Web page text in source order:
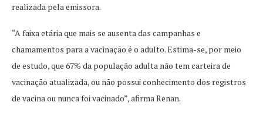
realizada pela emissora.
“A faixa etária que mais se ausenta das campanhas e
chamamentos para a vacinação é o adulto. Estima-se, por meio
de estudo, que 67% da população adulta não tem carteira de
vacinação atualizada, ou não possui conhecimento dos registros
de vacina ou nunca foi vacinado”, afirma Renan.